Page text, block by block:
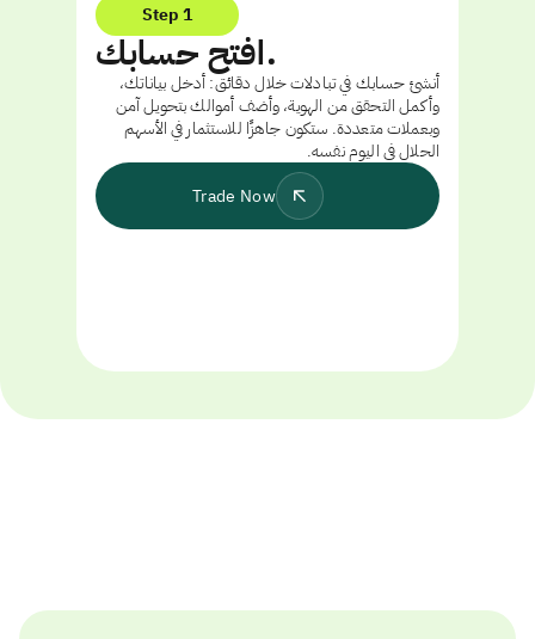
Step 1
افتح حسابك.
أنشئ حسابك في تبادلات خلال دقائق: أدخل بياناتك،
وأكمل التحقق من الهوية، وأضف أموالك بتحويل آمن
وبعملات متعددة. ستكون جاهزًا للاستثمار في الأسهم
الحلال في اليوم نفسه.
Trade Now